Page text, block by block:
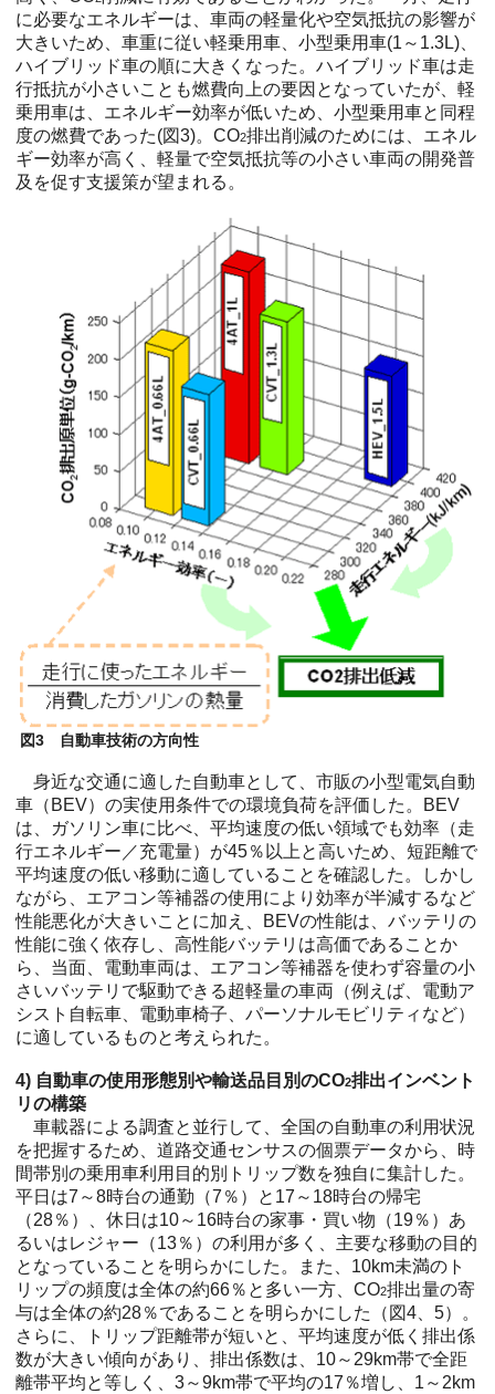
に必要なエネルギーは、車両の軽量化や空気抵抗の影響が
大きいため、車重に従い軽乗用車、小型乗用車(1～1.3L)、
ハイブリッド車の順に大きくなった。ハイブリッド車は走
行抵抗が小さいことも燃費向上の要因となっていたが、軽
乗用車は、エネルギー効率が低いため、小型乗用車と同程
度の燃費であった(図3)。CO2排出削減のためには、エネル
ギー効率が高く、軽量で空気抵抗等の小さい車両の開発普
及を促す支援策が望まれる。
図3 自動車技術の方向性
身近な交通に適した自動車として、市販の小型電気自動
車（BEV）の実使用条件での環境負荷を評価した。BEV
は、ガソリン車に比べ、平均速度の低い領域でも効率（走
行エネルギー／充電量）が45％以上と高いため、短距離で
平均速度の低い移動に適していることを確認した。しかし
ながら、エアコン等補器の使用により効率が半減するなど
性能悪化が大きいことに加え、BEVの性能は、バッテリの
性能に強く依存し、高性能バッテリは高価であることか
ら、当面、電動車両は、エアコン等補器を使わず容量の小
さいバッテリで駆動できる超軽量の車両（例えば、電動ア
シスト自転車、電動車椅子、パーソナルモビリティなど）
に適しているものと考えられた。
4) 自動車の使用形態別や輸送品目別のCO2排出インベント
リの構築
車載器による調査と並行して、全国の自動車の利用状況
を把握するため、道路交通センサスの個票データから、時
間帯別の乗用車利用目的別トリップ数を独自に集計した。
平日は7～8時台の通勤（7％）と17～18時台の帰宅
（28％）、休日は10～16時台の家事・買い物（19％）あ
るいはレジャー（13％）の利用が多く、主要な移動の目的
となっていることを明らかにした。また、10km未満のト
リップの頻度は全体の約66％と多い一方、CO2排出量の寄
与は全体の約28％であることを明らかにした（図4、5）。
さらに、トリップ距離帯が短いと、平均速度が低く排出係
数が大きい傾向があり、排出係数は、10～29km帯で全距
離帯平均と等しく、3～9km帯で平均の17％増し、1～2km